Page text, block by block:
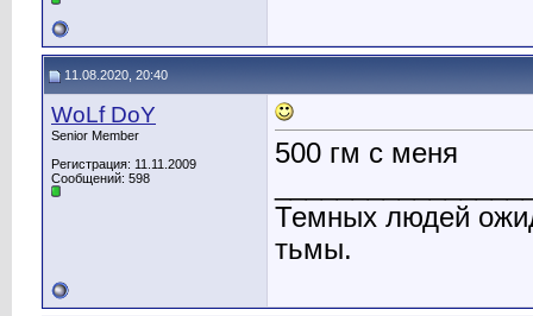
11.08.2020, 20:40
WoLf DoY
Senior Member
Регистрация: 11.11.2009
Сообщений: 598
500 гм с меня
Темных людей
тьмы.